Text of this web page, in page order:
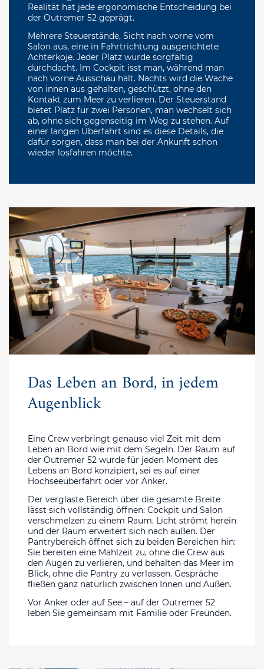
Realität hat jede ergonomische Entscheidung bei
der Outremer 52 geprägt.
Mehrere Steuerstände, Sicht nach vorne vom
Salon aus, eine in Fahrtrichtung ausgerichtete
Achterkoje. Jeder Platz wurde sorgfältig
durchdacht. Im Cockpit isst man, während man
nach vorne Ausschau hält. Nachts wird die Wache
von innen aus gehalten, geschützt, ohne den
Kontakt zum Meer zu verlieren. Der Steuerstand
bietet Platz für zwei Personen, man wechselt sich
ab, ohne sich gegenseitig im Weg zu stehen. Auf
einer langen Überfahrt sind es diese Details, die
dafür sorgen, dass man bei der Ankunft schon
wieder losfahren möchte.
Das Leben an Bord, in jedem
Augenblick
Eine Crew verbringt genauso viel Zeit mit dem
Leben an Bord wie mit dem Segeln. Der Raum auf
der Outremer 52 wurde für jeden Moment des
Lebens an Bord konzipiert, sei es auf einer
Hochseeüberfahrt oder vor Anker.
Der verglaste Bereich über die gesamte Breite
lässt sich vollständig öffnen: Cockpit und Salon
verschmelzen zu einem Raum. Licht strömt herein
und der Raum erweitert sich nach außen. Der
Pantrybereich öffnet sich zu beiden Bereichen hin:
Sie bereiten eine Mahlzeit zu, ohne die Crew aus
den Augen zu verlieren, und behalten das Meer im
Blick, ohne die Pantry zu verlassen. Gespräche
fließen ganz natürlich zwischen Innen und Außen.
Vor Anker oder auf See – auf der Outremer 52
leben Sie gemeinsam mit Familie oder Freunden.